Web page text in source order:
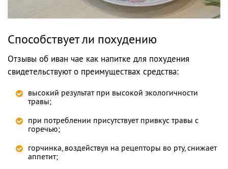
Способствует ли похудению
Отзывы об иван чае как напитке для похудения
свидетельствуют о преимуществах средства:
высокий результат при высокой экологичности
травы;
при потреблении присутствует привкус травы с
горечью;
горчинка, воздействуя на рецепторы во рту, снижает
аппетит;